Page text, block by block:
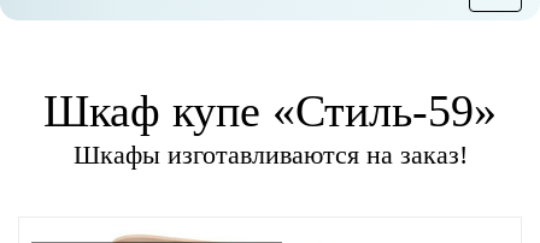
Меню
Шкаф купе «Стиль-59»
Шкафы изготавливаются на заказ!